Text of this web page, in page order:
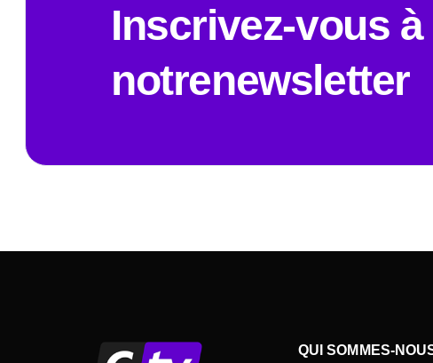
Inscrivez-vous à
notrenewsletter
QUI SOMMES-